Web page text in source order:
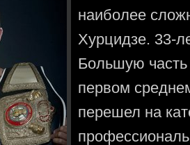
наиболее
Хурцидзе. 33-
Большую
первом
перешел на